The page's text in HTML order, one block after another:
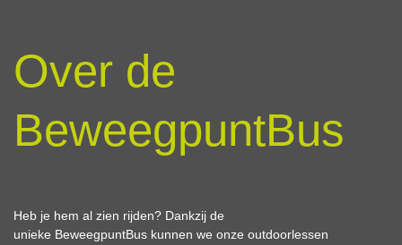
Over de
BeweegpuntBus
Heb je hem al zien rijden? Dankzij de
unieke BeweegpuntBus kunnen we onze outdoorlessen